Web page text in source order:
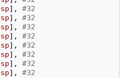
sp],
#32
sp],
#32
sp],
#32
sp],
#32
sp],
#32
sp],
#32
sp],
#32
sp],
#32